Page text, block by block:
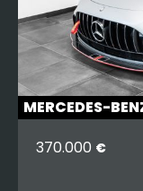
MERCEDES-
370.000 €